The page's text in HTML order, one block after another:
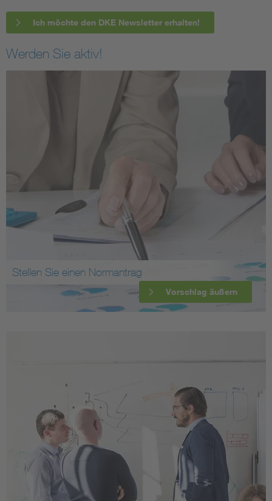
Ich möchte den DKE Newsletter erhalten!
Werden Sie aktiv!
Stellen Sie einen Normantrag
Vorschlag äußern